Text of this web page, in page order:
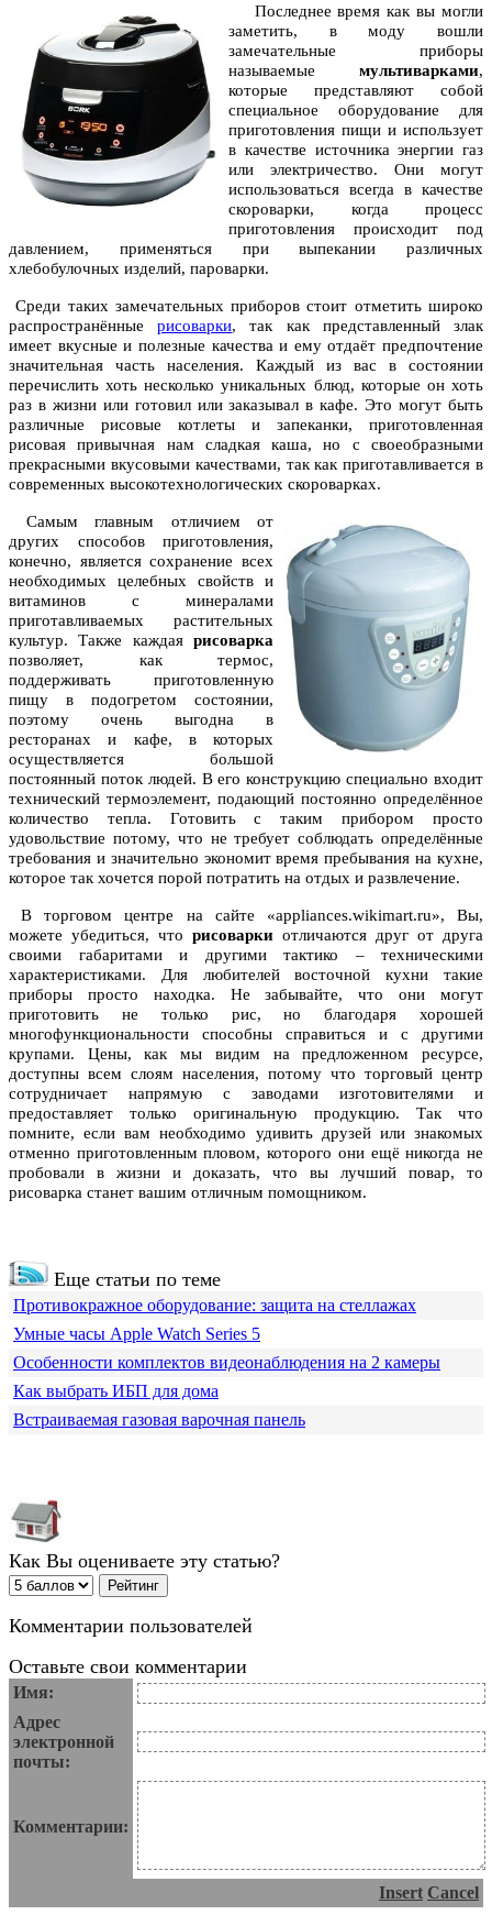
Последнее время как вы могли
заметить, в моду вошли
замечательные приборы
называемые мультиварками,
которые представляют собой
специальное оборудование для
приготовления пищи и использует
в качестве источника энергии газ
или электричество. Они могут
использоваться всегда в качестве
скороварки, когда процесс
приготовления происходит под
давлением, применяться при выпекании различных
хлебобулочных изделий, пароварки.
Среди таких замечательных приборов стоит отметить широко
распространённыерисоварки, так как представленный злак
имеет вкусные и полезные качества и ему отдаёт предпочтение
значительная часть населения. Каждый из вас в состоянии
перечислить хоть несколько уникальных блюд, которые он хоть
раз в жизни или готовил или заказывал в кафе. Это могут быть
различные рисовые котлеты и запеканки, приготовленная
рисовая привычная нам сладкая каша, но с своеобразными
прекрасными вкусовыми качествами, так как приготавливается в
современных высокотехнологических скороварках.
Самым главным отличием от
других способов приготовления,
конечно, является сохранение всех
необходимых целебных свойств и
витаминов с минералами
приготавливаемых растительных
культур. Также каждая рисоварка
позволяет, как термос,
поддерживать приготовленную
пищу в подогретом состоянии,
поэтому очень выгодна в
ресторанах и кафе, в которых
осуществляется большой
постоянный поток людей. В его конструкцию специально входит
технический термоэлемент, подающий постоянно определённое
количество тепла. Готовить с таким прибором просто
удовольствие потому, что не требует соблюдать определённые
требования и значительно экономит время пребывания на кухне,
которое так хочется порой потратить на отдых и развлечение.
В торговом центре на сайте «appliances.wikimart.ru», Вы,
можете убедиться, что рисоварки отличаются друг от друга
своими габаритами и другими тактико – техническими
характеристиками. Для любителей восточной кухни такие
приборы просто находка. Не забывайте, что они могут
приготовить не только рис, но благодаря хорошей
многофункциональности способны справиться и с другими
крупами. Цены, как мы видим на предложенном ресурсе,
доступны всем слоям населения, потому что торговый центр
сотрудничает напрямую с заводами изготовителями и
предоставляет только оригинальную продукцию. Так что
помните, если вам необходимо удивить друзей или знакомых
отменно приготовленным пловом, которого они ещё никогда не
пробовали в жизни и доказать, что вы лучший повар, то
рисоварка станет вашим отличным помощником.
Еще статьи по теме
Противокражное оборудование: защита на стеллажах
Умные часы Apple Watch Series 5
Особенности комплектов видеонаблюдения на 2 камеры
Как выбрать ИБП для дома
Встраиваемая газовая варочная панель
Как Вы оцениваете эту статью?
Комментарии пользователей
Оставьте свои комментарии
Имя:
Адрес
электронной
почты:
Комментарии:
Insert Cancel